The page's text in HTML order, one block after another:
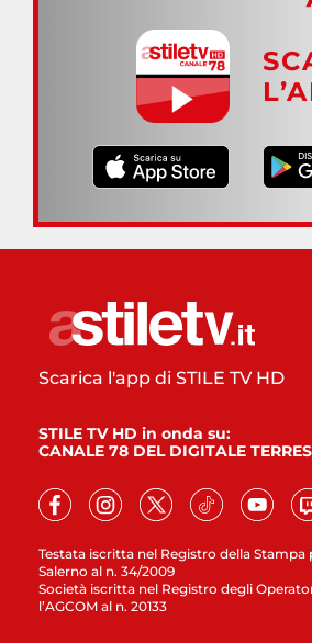
Testata iscritta nel Registro della Stampa
Salerno al n. 34/2009
Società iscritta nel Registro degli
l’AGCOM al n. 20133
Scarica l'app di STILE TV HD
STILE TV HD in onda su:
CANALE 78 DEL DIGITALE